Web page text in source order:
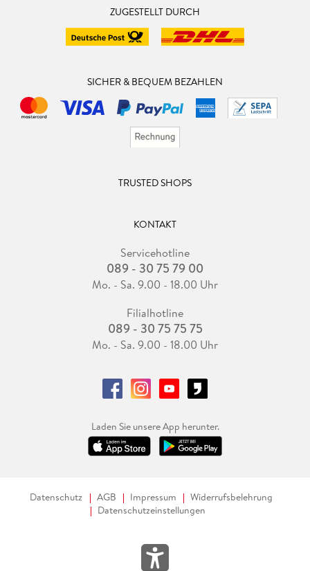
ZUGESTELLT DURCH
SICHER & BEQUEM BEZAHLEN
TRUSTED SHOPS
KONTAKT
Servicehotline
089 - 30 75 79 00
Mo. - Sa. 9.00 - 18.00 Uhr
Filialhotline
089 - 30 75 75 75
Mo. - Sa. 9.00 - 18.00 Uhr
Laden Sie unsere App herunter.
Datenschutz AGB Impressum
Widerrufsbelehrung
Datenschutzeinstellungen